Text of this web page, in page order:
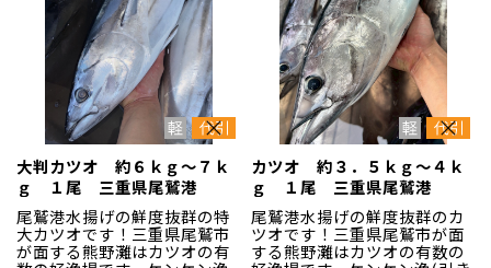
大判カツオ 約６ｋｇ～７ｋ
ｇ １尾 三重県尾鷲港
尾鷲港水揚げの鮮度抜群の特
大カツオです！三重県尾鷲市
が面する熊野灘はカツオの有
カツオ 約３．５ｋｇ～４ｋ
ｇ １尾 三重県尾鷲港
尾鷲港水揚げの鮮度抜群のカ
ツオです！三重県尾鷲市が面
する熊野灘はカツオの有数の